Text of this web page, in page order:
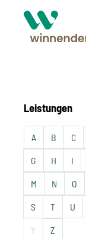
Leistungen
A B C
G H I
M N O
S T U
Y Z